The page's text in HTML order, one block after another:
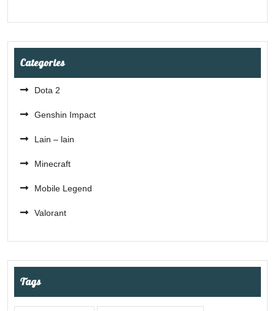
Categories
Dota 2
Genshin Impact
Lain – lain
Minecraft
Mobile Legend
Valorant
Tags